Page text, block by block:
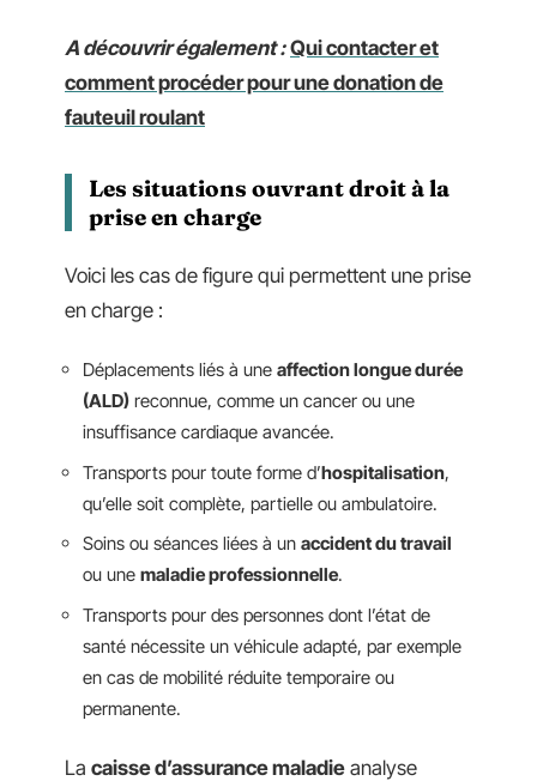
A découvrir également : Qui contacter et
comment procéder pour une donation de
fauteuil roulant
Les situations ouvrant droit à la
prise en charge
Voici les cas de figure qui permettent une prise
en charge :
Déplacements liés à une affection longue durée
(ALD) reconnue, comme un cancer ou une
insuffisance cardiaque avancée.
Transports pour toute forme d’hospitalisation,
qu’elle soit complète, partielle ou ambulatoire.
Soins ou séances liées à un accident du travail
ou une maladie professionnelle.
Transports pour des personnes dont l’état de
santé nécessite un véhicule adapté, par exemple
en cas de mobilité réduite temporaire ou
permanente.
La caisse d’assurance maladie analyse